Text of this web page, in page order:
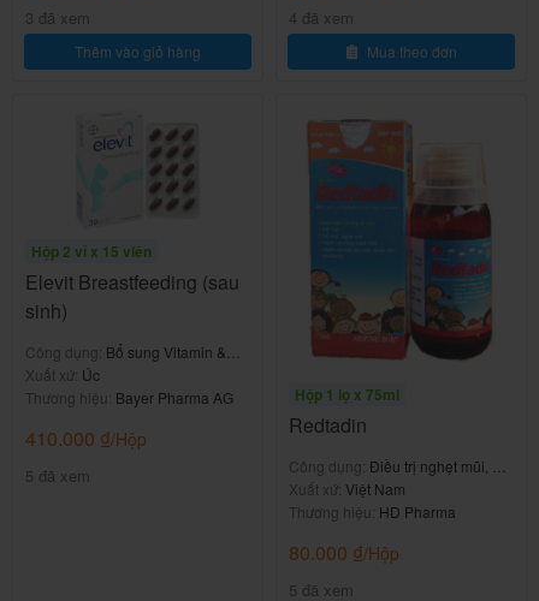
Xử trí:
-Đến ngay cơ sở y tế gần nhất để có hướng xử trí kịp
Tránh dùng đồng thời các thuốc và
thức ăn khi đang sử dụng thuốc Siro
Obikiton 7,5ml
Cần liệt kê đầy đủ các loại thuốc bạn đang sử dụng
để bác sĩ có hướng điều trị phù hợp.
-Chưa có báo cáo nguyên cứu nào mà thuốc đã xẩy
Lời khuyên của bác sĩ/ dược sĩ
Chế độ ăn uống, nghỉ ngơi.
-Nên uống canxi cách xa thời điểm uống sắt.
3 đã xem
Thêm vào giỏ hàng
4 đã xem
Mua theo đơn
Hộp 2 vỉ x 15 viên
Elevit Breastfeeding (sau
sinh)
Công dụng: Bổ sung Vitamin &
khoáng chất
Xuất xứ: Úc
Thương hiệu: Bayer Pharma AG
410.000 ₫/Hộp
5 đã xem
Hộp 1 lọ x 75ml
Redtadin
Công dụng: Điều trị nghẹt mũi, nổi
mề đay
Xuất xứ: Việt Nam
Thương hiệu: HD Pharma
80.000 ₫/Hộp
5 đã xem